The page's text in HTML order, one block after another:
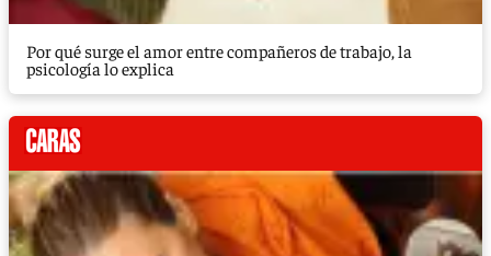
Por qué surge el amor entre compañeros de trabajo, la
psicología lo explica